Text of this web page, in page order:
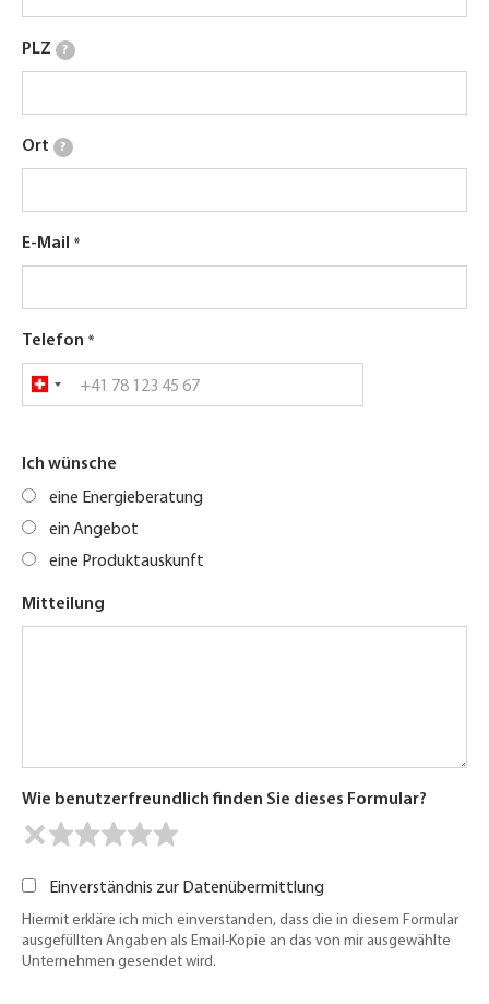
PLZ ?
Ort ?
E-Mail
Telefon
Ich wünsche
eine Energieberatung
ein Angebot
eine Produktauskunft
Mitteilung
Wie benutzerfreundlich finden Sie dieses Formular?
Einverständnis zur Datenübermittlung
Hiermit erkläre ich mich einverstanden, dass die in diesem Formular
ausgefüllten Angaben als Email-Kopie an das von mir ausgewählte
Unternehmen gesendet wird.